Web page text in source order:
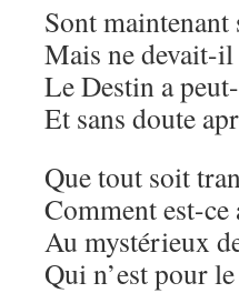
Sont
Mais ne devait-
Le Destin a
Et sans doute
Que tout soit
Comment est-
Au mystérieux
Qui n’est pour